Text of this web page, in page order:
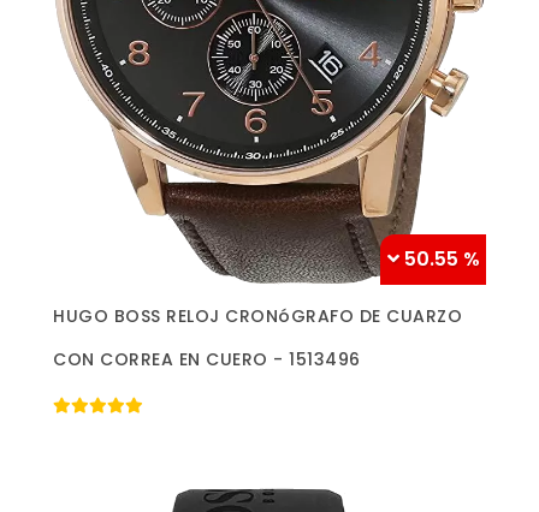
50.55 %
Más información »
HUGO BOSS RELOJ CRONóGRAFO DE CUARZO
CON CORREA EN CUERO - 1513496